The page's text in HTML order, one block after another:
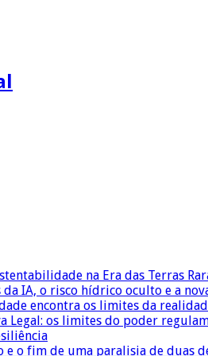
na Era das Terras
IA, o risco hídrico oculto e a
encontra os limites da
Legal: os limites do poder
e o fim de uma paralisia de duas